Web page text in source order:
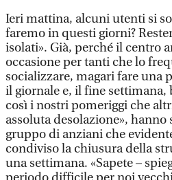
Ieri mattina, alcuni utenti si
faremo in questi giorni?
isolati». Già, perché il centro
occasione per tanti che lo
socializzare, magari fare una
il giornale e, il fine settimana,
così i nostri pomeriggi che
assoluta desolazione»,
gruppo di anziani che
condiviso la chiusura della
una settimana. «Sapete –